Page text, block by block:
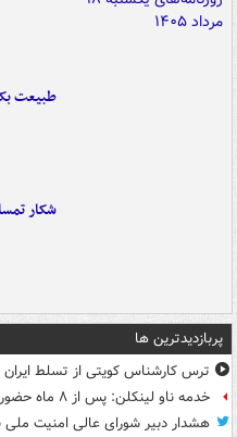
طبیعت
شکار
پربازدیدترین ها
ترس کارشناس کویتی از تسلط ایران
خدمه ناو لینکلن: پس از ۸ ماه حضور در دریا خسته و درمانده‌ شدیم
هشدار دبیر شورای عالی امنیت ملی